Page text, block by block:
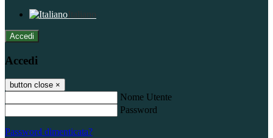
Italiano
Accedi
Accedi
button close ×
Nome Utente
Password
Password dimenticata?